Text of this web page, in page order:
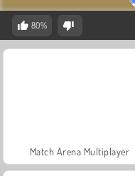
80%
Match Arena Multiplayer